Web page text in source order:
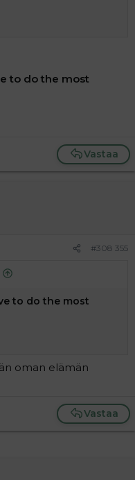
to do the most
Vastaa
#308 355
to do the most
oman elämän
Vastaa